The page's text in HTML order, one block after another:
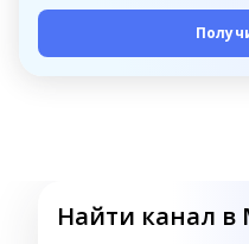
Найти канал в